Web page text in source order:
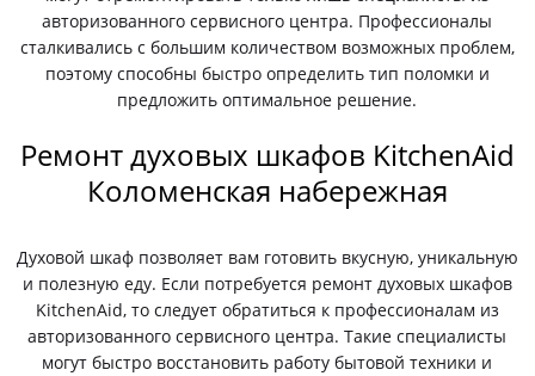
авторизованного сервисного центра. Профессионалы
сталкивались с большим количеством возможных проблем,
поэтому способны быстро определить тип поломки и
предложить оптимальное решение.
Ремонт духовых шкафов KitchenAid
Коломенская набережная
Духовой шкаф позволяет вам готовить вкусную, уникальную
и полезную еду. Если потребуется ремонт духовых шкафов
KitchenAid, то следует обратиться к профессионалам из
авторизованного сервисного центра. Такие специалисты
могут быстро восстановить работу бытовой техники и